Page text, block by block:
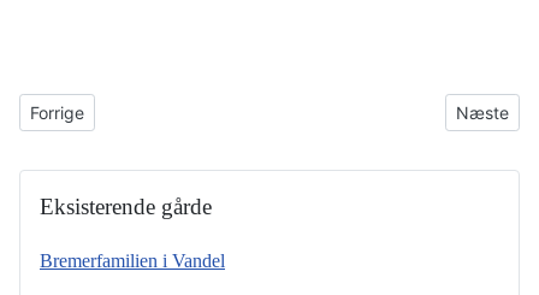
Forrige artikel: Nedlagte gårde
Forrige Næste
Næste
Eksisterende gårde
Bremerfamilien i Vandel